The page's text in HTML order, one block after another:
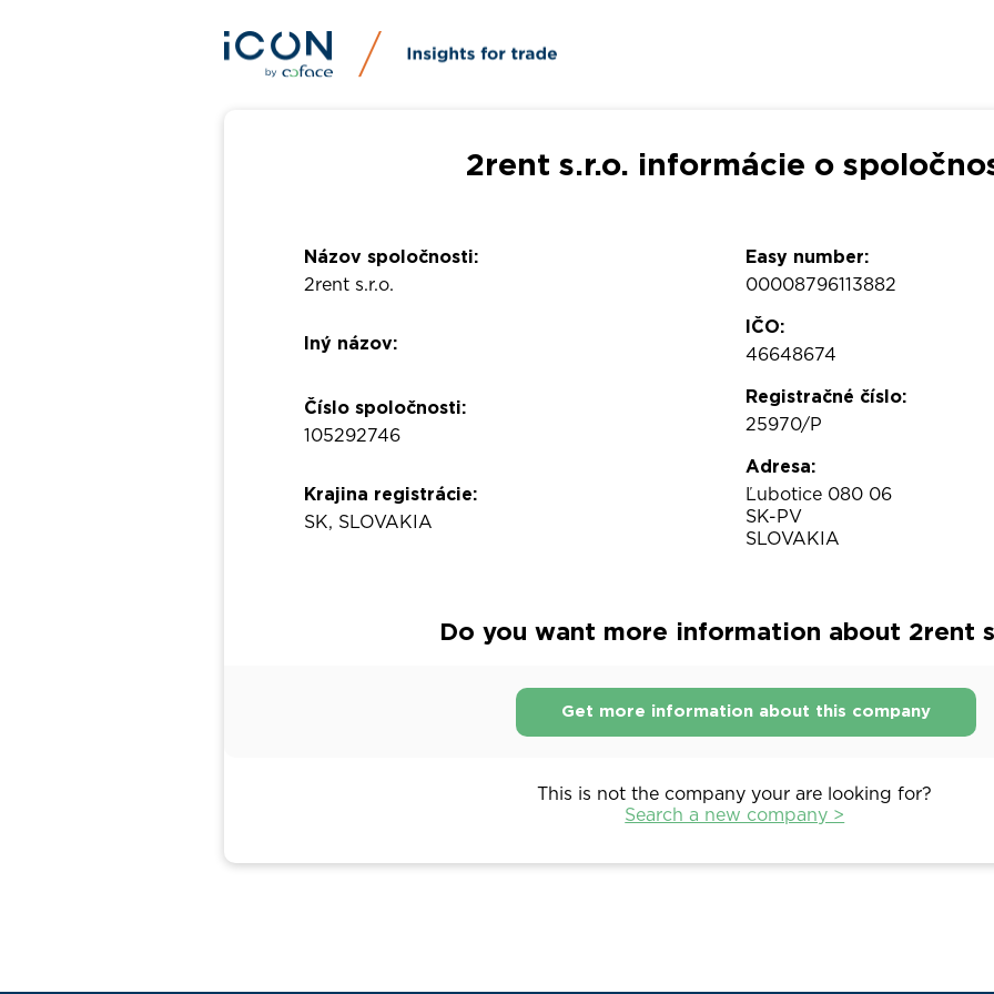
2rent s.r.o. informácie o
Názov spoločnosti:
2rent s.r.o.
Iný názov:
Číslo spoločnosti:
105292746
Krajina registrácie:
SK, SLOVAKIA
Easy number:
00008796113882
IČO:
46648674
Registračné číslo:
25970/P
Adresa:
Ľubotice 080 06
SK-PV
SLOVAKIA
Do you want more information about 2rent
Get more information about this company
This is not the company your are looking for?
Search a new company >